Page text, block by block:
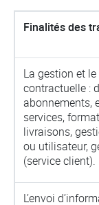
Finalités des
La gestion et
contractuelle :
abonnements,
services,
livraisons,
ou utilisateur,
(service client).
L’envoi